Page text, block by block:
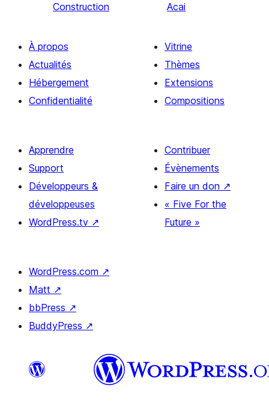
Construction
Acai
À propos
Actualités
Hébergement
Confidentialité
Vitrine
Thèmes
Extensions
Compositions
Apprendre
Support
Développeurs &
développeuses
WordPress.tv ↗
Contribuer
Évènements
Faire un don ↗
« Five For the
Future »
WordPress.com ↗
Matt ↗
bbPress ↗
BuddyPress ↗